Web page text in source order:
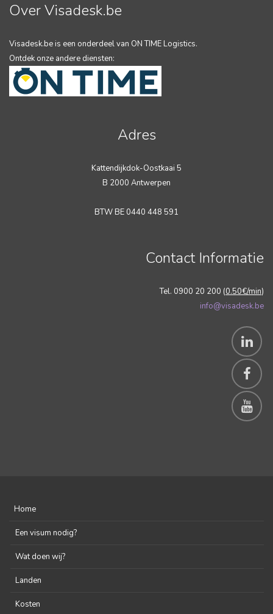
Over Visadesk.be
Visadesk.be is een onderdeel van ON TIME Logistics.
Ontdek onze andere diensten:
Adres
Kattendijkdok-Oostkaai 5
B 2000 Antwerpen
BTW BE 0440 448 591
Contact Informatie
Tel. 0900 20 200 (0.50€/min)
info@visadesk.be
Home
Een visum nodig?
Wat doen wij?
Landen
Kosten